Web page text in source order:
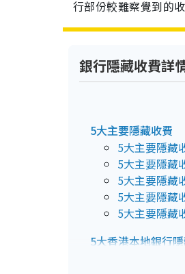
行部份較難察覺到的
銀行隱藏收費詳
5大主要隱藏收費
5大主要隱藏
5大主要隱藏
5大主要隱藏
5大主要隱藏
5大主要隱藏
5大香港本地銀行
滙豐銀行部